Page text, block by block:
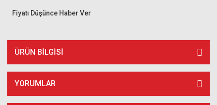
Fiyatı Düşünce Haber Ver
ÜRÜN BILGISI
YORUMLAR